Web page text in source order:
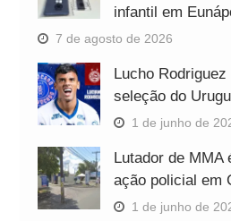
infantil em
7 de agosto de 2026
Lucho
seleção do
1 de junho de
Lutador de MMA
ação policial em
1 de junho de